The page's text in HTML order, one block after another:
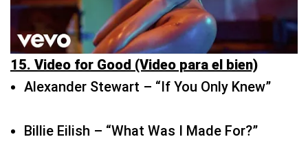
Billie Eilish – “What Was I Made For?”
Coldplay – “Feelslikeimfallinginlove”
Joyner Lucas y Jelly Roll – “Best for Me”